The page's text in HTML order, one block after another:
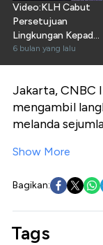
Video:KLH Cabut
Persetujuan
Lingkungan Kepada
28 Perusahaan di
Sumatra
6 bulan yang lalu
Jakarta, CNBC
mengambil
melanda
Show More
Bagikan:
Tags